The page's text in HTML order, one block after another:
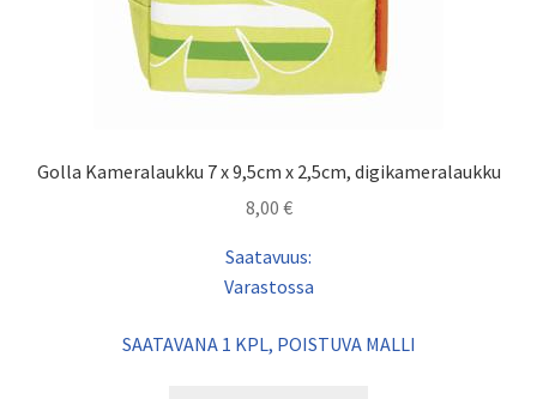
Golla Kameralaukku 7 x 9,5cm x 2,5cm, digikameralaukku
8,00 €
Saatavuus:
Varastossa
SAATAVANA 1 KPL, POISTUVA MALLI